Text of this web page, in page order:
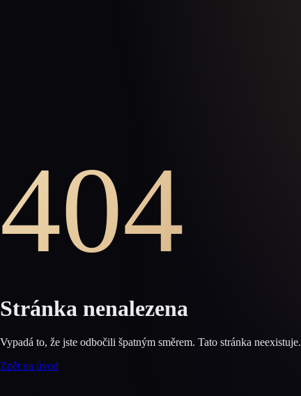
404
Stránka nenalezena
Vypadá to, že jste odbočili špatným směrem. Tato stránka neexistuje.
Zpět na úvod